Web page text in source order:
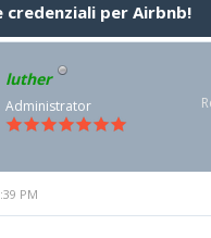
credenziali per Airbnb!
luther
Administrator
PM